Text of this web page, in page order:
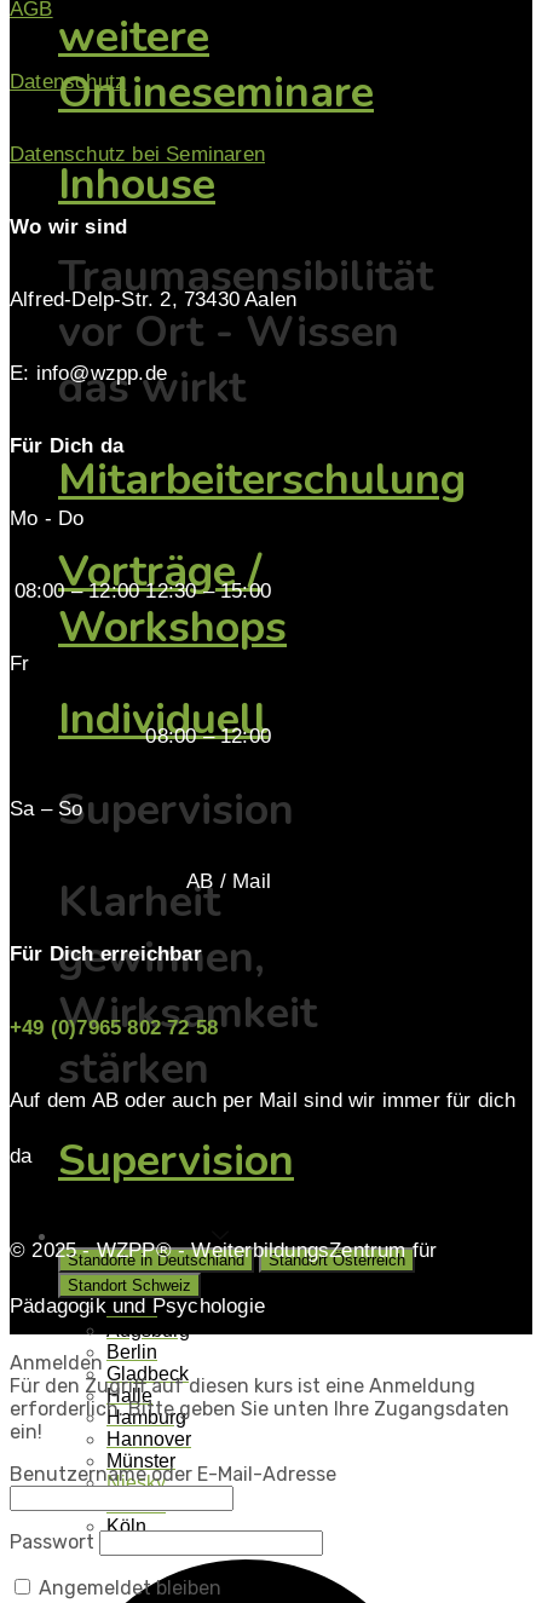
weitere
Onlineseminare
Inhouse
Traumasensibilität
vor Ort - Wissen
das wirkt
Mitarbeiterschulung
Vorträge /
Workshops
Individuell
Supervision
Klarheit
gewinnen,
Wirksamkeit
stärken
Supervision
Standorte in Deutschland
Standort Österreich
Standort Schweiz
Aalen
Augsburg
Berlin
Gladbeck
Halle
Hamburg
Hannover
Münster
Niesky
Köln
AGB
Datenschutz
Datenschutz bei Seminaren
Wo wir sind
Alfred-Delp-Str. 2, 73430 Aalen
E: info@wzpp.de
Für Dich da
Mo - Do
08:00 – 12:00 12:30 – 15:00
Fr
08:00 – 12:00
Sa – So
AB / Mail
Für Dich erreichbar
+49 (0)7965 802 72 58
Auf dem AB oder auch per Mail sind wir immer für dich
da
© 2025 - WZPP® - WeiterbildungsZentrum für
Pädagogik und Psychologie
Anmelden
Für den Zugriff auf diesen kurs ist eine Anmeldung
erforderlich. Bitte geben Sie unten Ihre Zugangsdaten
ein!
Benutzername oder E-Mail-Adresse
Passwort
Angemeldet bleiben